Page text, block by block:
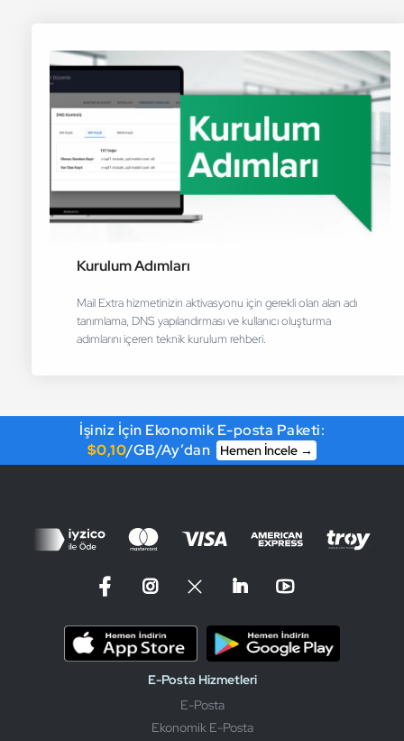
Kurulum Adımları
Mail Extra hizmetinizin aktivasyonu için gerekli olan alan adı
tanımlama, DNS yapılandırması ve kullanıcı oluşturma
adımlarını içeren teknik kurulum rehberi.
İşiniz İçin Ekonomik E-posta Paketi:
$0,10/GB/Ay’dan Hemen İncele →
E-Posta Hizmetleri
E-Posta
Ekonomik E-Posta